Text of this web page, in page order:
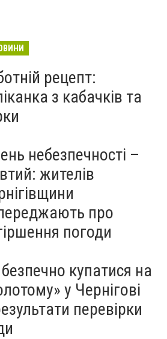
рецепт:
з кабачків та
небезпечності –
жителів
про
погоди
купатися на
у Чернігові
перевірки